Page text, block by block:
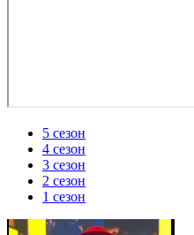
5 сезон
4 сезон
3 сезон
2 сезон
1 сезон